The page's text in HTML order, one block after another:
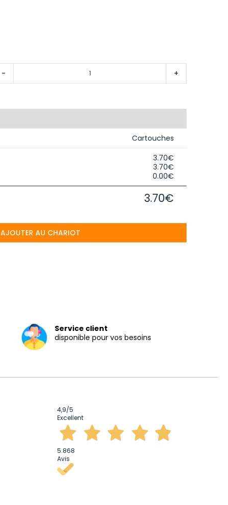
- +
Cartouches
3.70€
3.70€
0.00€
3.70€
AJOUTER AU CHARIOT
Service client
disponible pour vos besoins
4,9/5
Excellent
5.868
Avis